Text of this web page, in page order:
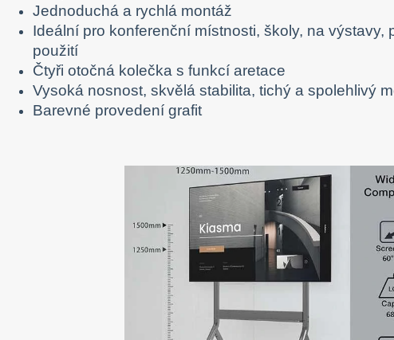
Jednoduchá a rychlá montáž
Ideální pro konferenční místnosti, školy, na
použití
Čtyři otočná kolečka s funkcí aretace
Vysoká nosnost, skvělá stabilita, tichý a spolehlivý
Barevné provedení grafit